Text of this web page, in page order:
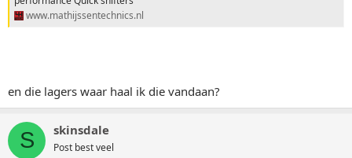
www.mathijssentechnics.nl
en die lagers waar haal ik die vandaan?
S skinsdale
Post best veel